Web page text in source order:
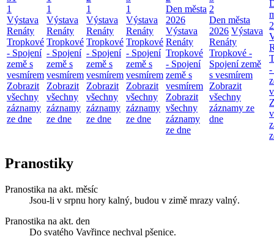
1
Výstava
Renáty
Tropkové
- Spojení
země s
vesmírem
Zobrazit
všechny
záznamy
ze dne
1
Výstava
Renáty
Tropkové
- Spojení
země s
vesmírem
Zobrazit
všechny
záznamy
ze dne
1
Výstava
Renáty
Tropkové
- Spojení
země s
vesmírem
Zobrazit
všechny
záznamy
ze dne
1
Výstava
Renáty
Tropkové
- Spojení
země s
vesmírem
Zobrazit
všechny
záznamy
ze dne
Den města
2026
Výstava
Renáty
Tropkové
- Spojení
země s
vesmírem
Zobrazit
všechny
záznamy
ze dne
2
Den města
2026 Výstava
Renáty
Tropkové -
Spojení země
s vesmírem
Zobrazit
všechny
záznamy ze
dne
-
Pranostiky
Pranostika na akt. měsíc
Jsou-li v srpnu hory kalný, budou v zimě mrazy valný.
Pranostika na akt. den
Do svatého Vavřince nechval pšenice.